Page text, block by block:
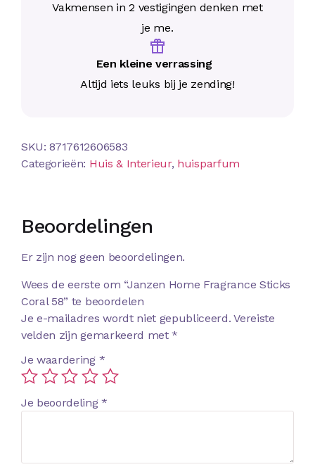
Vakmensen in 2 vestigingen denken met
je me.
Een kleine verrassing
Altijd iets leuks bij je zending!
SKU:8717612606583
Categorieën: Huis & Interieur, huisparfum
Beoordelingen
Er zijn nog geen beoordelingen.
Wees de eerste om “Janzen Home Fragrance Sticks
Coral 58” te beoordelen
Je e-mailadres wordt niet gepubliceerd. Vereiste
velden zijn gemarkeerd met*
Je waardering *
Je beoordeling*